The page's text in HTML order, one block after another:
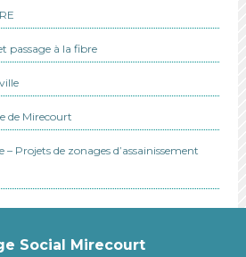
passage à la fibre
de Mirecourt
– Projets de zonages d’assainissement
Social Mirecourt